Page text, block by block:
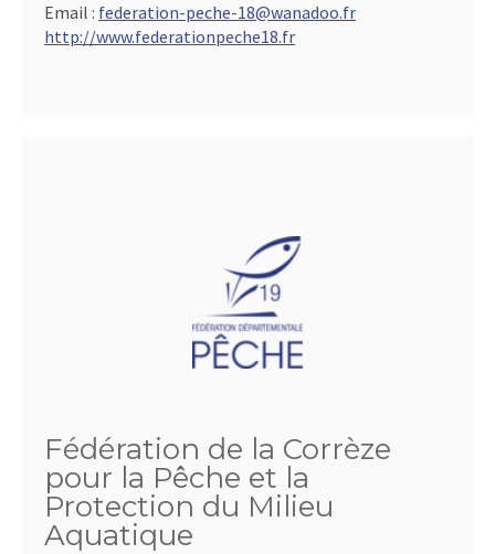
Email : federation-peche-18@wanadoo.fr
http://www.federationpeche18.fr
Fédération de la Corrèze
pour la Pêche et la
Protection du Milieu
Aquatique